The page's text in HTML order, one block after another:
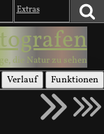
Extras
die Natur zu sehen
Verlauf Funktionen